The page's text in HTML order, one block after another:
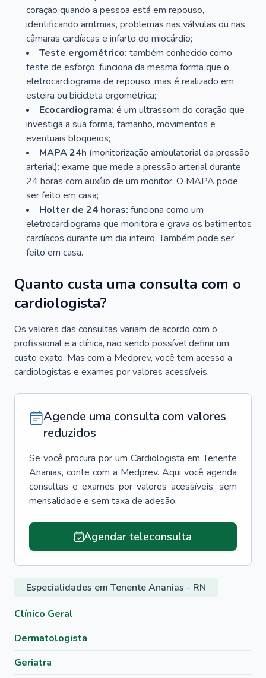
coração quando a pessoa está em repouso,
identificando arritmias, problemas nas válvulas ou nas
câmaras cardíacas e infarto do miocárdio;
Teste ergométrico: também conhecido como
teste de esforço, funciona da mesma forma que o
eletrocardiograma de repouso, mas é realizado em
esteira ou bicicleta ergométrica;
Ecocardiograma: é um ultrassom do coração que
investiga a sua forma, tamanho, movimentos e
eventuais bloqueios;
MAPA 24h (monitorização ambulatorial da pressão
arterial): exame que mede a pressão arterial durante
24 horas com auxílio de um monitor. O MAPA pode
ser feito em casa;
Holter de 24 horas: funciona como um
eletrocardiograma que monitora e grava os batimentos
cardíacos durante um dia inteiro. Também pode ser
feito em casa.
Quanto custa uma consulta com o
cardiologista?
Os valores das consultas variam de acordo com o
profissional e a clínica, não sendo possível definir um
custo exato. Mas com a Medprev, você tem acesso a
cardiologistas e exames por valores acessíveis.
Agende uma consulta com valores
reduzidos
Se você procura por um Cardiologista em Tenente
Ananias, conte com a Medprev. Aqui você agenda
consultas e exames por valores acessíveis, sem
mensalidade e sem taxa de adesão.
Agendar teleconsulta
Especialidades em Tenente Ananias - RN
Clínico Geral
Dermatologista
Geriatra